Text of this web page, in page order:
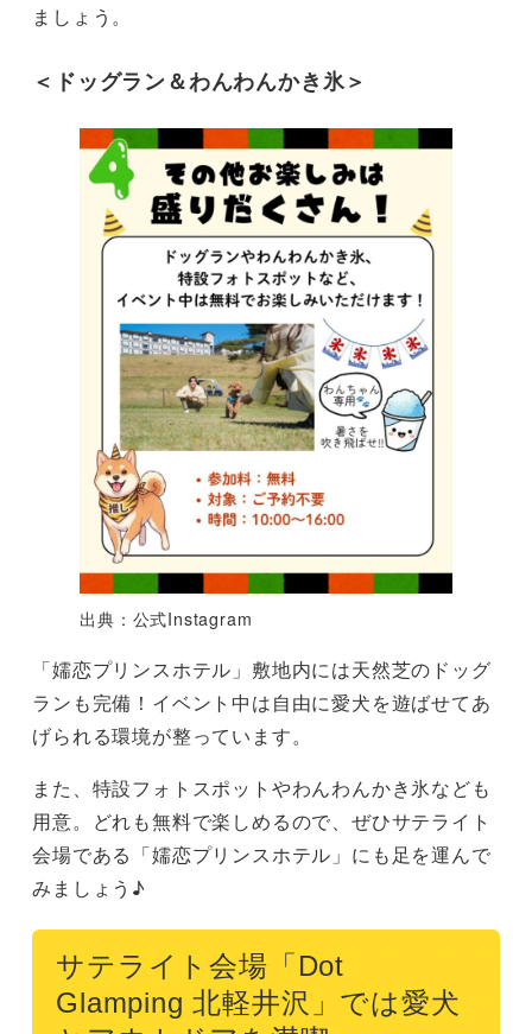
ましょう。
＜ドッグラン＆わんわんかき氷＞
出典：公式Instagram
「嬬恋プリンスホテル」敷地内には天然芝のドッグ
ランも完備！イベント中は自由に愛犬を遊ばせてあ
げられる環境が整っています。
また、特設フォトスポットやわんわんかき氷なども
用意。どれも無料で楽しめるので、ぜひサテライト
会場である「嬬恋プリンスホテル」にも足を運んで
みましょう♪
サテライト会場「Dot
Glamping 北軽井沢」では愛犬